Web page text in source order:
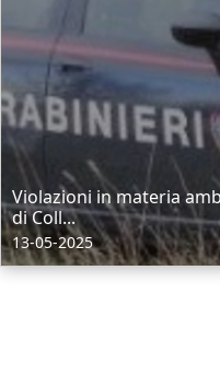
Violazioni in materia
di Coll...
13-05-2025